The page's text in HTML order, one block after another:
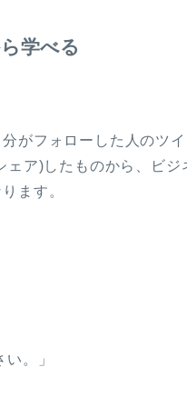
学べる
フォローした人のツイ
ア)したものから、ビジ
ます。
。」